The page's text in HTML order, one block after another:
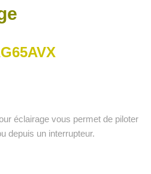
éclairage vous permet de piloter
depuis un interrupteur.